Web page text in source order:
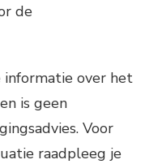
de
over het
is geen
Voor
raadpleeg je